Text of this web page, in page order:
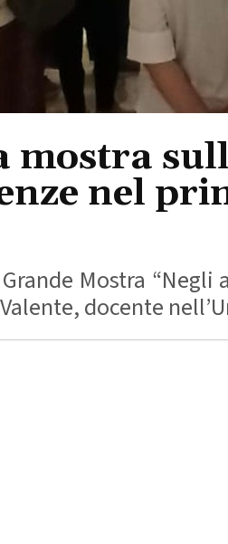
mostra
nel
Mostra
docente